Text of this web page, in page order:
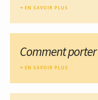
EN SAVOIR PLUS
Comment porter
EN SAVOIR PLUS